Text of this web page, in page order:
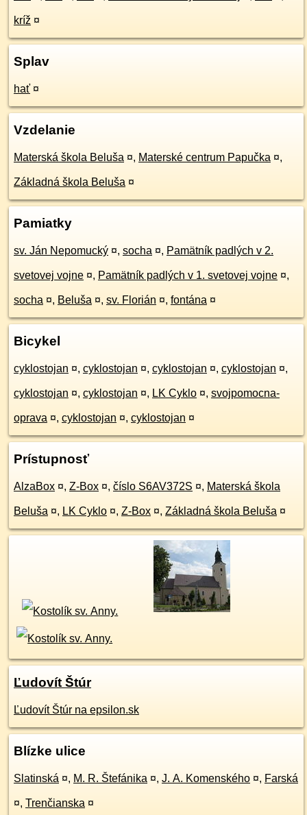
kríž ¤
Splav
hať ¤
Vzdelanie
Materská škola Beluša ¤, Materské centrum Papučka ¤,
Základná škola Beluša ¤
Pamiatky
sv. Ján Nepomucký ¤, socha ¤, Pamätník padlých v 2.
svetovej vojne ¤, Pamätník padlých v 1. svetovej vojne ¤,
socha ¤, Beluša ¤, sv. Florián ¤, fontána ¤
Bicykel
cyklostojan ¤, cyklostojan ¤, cyklostojan ¤, cyklostojan ¤,
cyklostojan ¤, cyklostojan ¤, LK Cyklo ¤, svojpomocna-
oprava ¤, cyklostojan ¤, cyklostojan ¤
Prístupnosť
AlzaBox ¤, Z-Box ¤, číslo S6AV372S ¤, Materská škola
Beluša ¤, LK Cyklo ¤, Z-Box ¤, Základná škola Beluša ¤
Ľudovít Štúr
Ľudovít Štúr na epsilon.sk
Blízke ulice
Slatinská ¤, M. R. Štefánika ¤, J. A. Komenského ¤, Farská
¤, Trenčianska ¤